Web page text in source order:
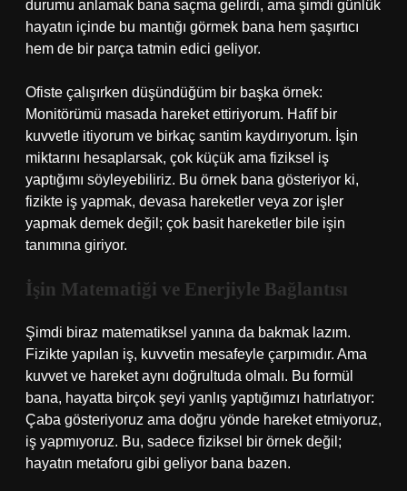
durumu anlamak bana saçma gelirdi, ama şimdi günlük
hayatın içinde bu mantığı görmek bana hem şaşırtıcı
hem de bir parça tatmin edici geliyor.
Ofiste çalışırken düşündüğüm bir başka örnek:
Monitörümü masada hareket ettiriyorum. Hafif bir
kuvvetle itiyorum ve birkaç santim kaydırıyorum. İşin
miktarını hesaplarsak, çok küçük ama fiziksel iş
yaptığımı söyleyebiliriz. Bu örnek bana gösteriyor ki,
fizikte iş yapmak, devasa hareketler veya zor işler
yapmak demek değil; çok basit hareketler bile işin
tanımına giriyor.
İşin Matematiği ve Enerjiyle Bağlantısı
Şimdi biraz matematiksel yanına da bakmak lazım.
Fizikte yapılan iş, kuvvetin mesafeyle çarpımıdır. Ama
kuvvet ve hareket aynı doğrultuda olmalı. Bu formül
bana, hayatta birçok şeyi yanlış yaptığımızı hatırlatıyor:
Çaba gösteriyoruz ama doğru yönde hareket etmiyoruz,
iş yapmıyoruz. Bu, sadece fiziksel bir örnek değil;
hayatın metaforu gibi geliyor bana bazen.